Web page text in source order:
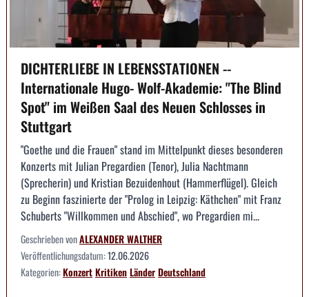
DICHTERLIEBE IN LEBENSSTATIONEN --
Internationale Hugo- Wolf-Akademie: "The Blind
Spot" im Weißen Saal des Neuen Schlosses in
Stuttgart
"Goethe und die Frauen" stand im Mittelpunkt dieses besonderen
Konzerts mit Julian Pregardien (Tenor), Julia Nachtmann
(Sprecherin) und Kristian Bezuidenhout (Hammerflügel). Gleich
zu Beginn faszinierte der "Prolog in Leipzig: Käthchen" mit Franz
Schuberts "Willkommen und Abschied", wo Pregardien mi...
Geschrieben vonALEXANDER WALTHER
Veröffentlichungsdatum:12.06.2026
Kategorien:KonzertKritikenLänderDeutschland